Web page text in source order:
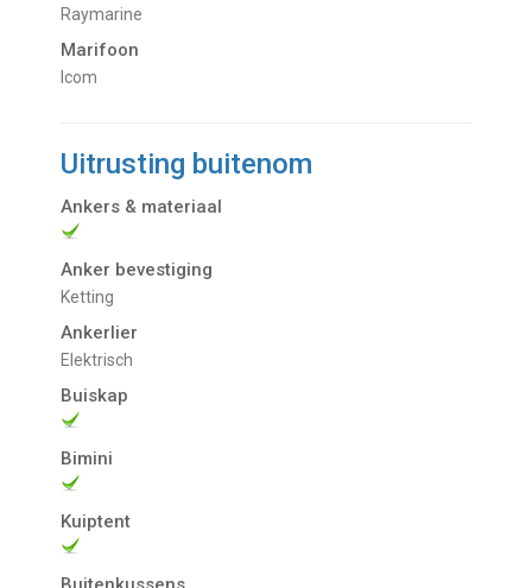
Raymarine
Marifoon
Icom
Uitrusting buitenom
Ankers & materiaal
Anker bevestiging
Ketting
Ankerlier
Elektrisch
Buiskap
Bimini
Kuiptent